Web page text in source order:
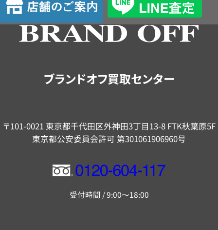
定
舗
の
ブランドオフ買取センター
〒101-0021 東京都千代田区外神田3丁目13-8 FTK秋葉原5F
東京都公安委員会許可 第301061906960号
フ
ー
受付時間 / 9:00～18:00